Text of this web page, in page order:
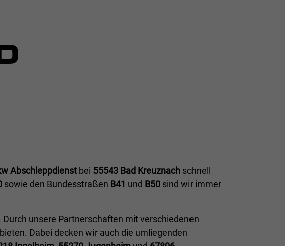
Abschleppdienst bei 55543 Bad Kreuznach schnell
sowie den Bundesstraßen B41 und B50 sind wir immer
Durch unsere Partnerschaften mit verschiedenen
Dabei decken wir auch die umliegenden